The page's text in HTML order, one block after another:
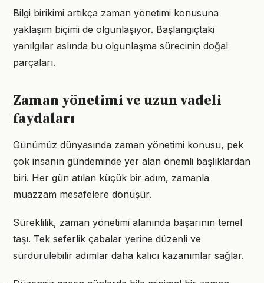
Bilgi birikimi artıkça zaman yönetimi konusuna
yaklaşım biçimi de olgunlaşıyor. Başlangıçtaki
yanılgılar aslında bu olgunlaşma sürecinin doğal
parçaları.
Zaman yönetimi ve uzun vadeli
faydaları
Günümüz dünyasında zaman yönetimi konusu, pek
çok insanın gündeminde yer alan önemli başlıklardan
biri. Her gün atılan küçük bir adım, zamanla
muazzam mesafelere dönüşür.
Süreklilik, zaman yönetimi alanında başarının temel
taşı. Tek seferlik çabalar yerine düzenli ve
sürdürülebilir adımlar daha kalıcı kazanımlar sağlar.